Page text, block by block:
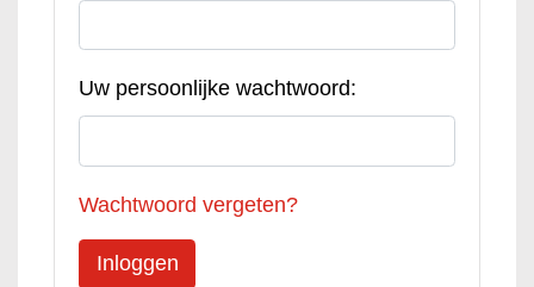
Uw persoonlijke wachtwoord:
Wachtwoord vergeten?